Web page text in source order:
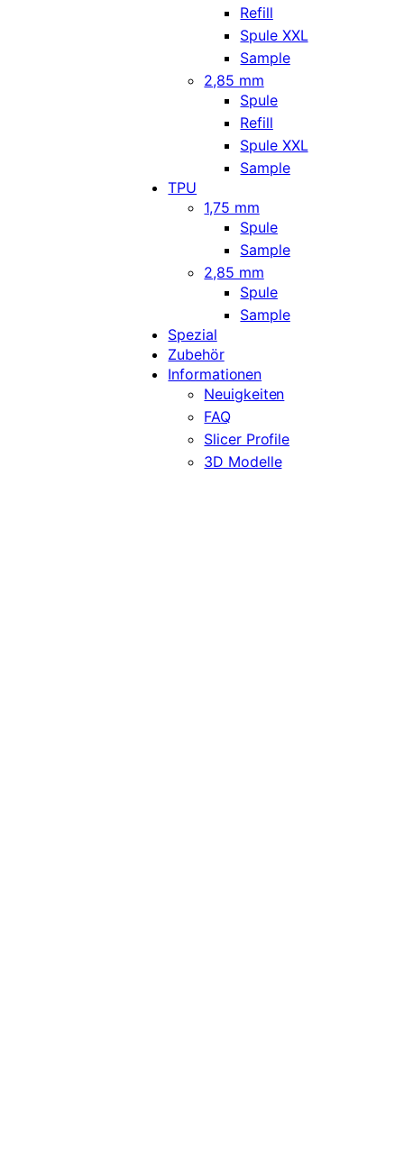
Refill
Spule XXL
Sample
2,85 mm
Spule
Refill
Spule XXL
Sample
TPU
1,75 mm
Spule
Sample
2,85 mm
Spule
Sample
Spezial
Zubehör
Informationen
Neuigkeiten
FAQ
Slicer Profile
3D Modelle